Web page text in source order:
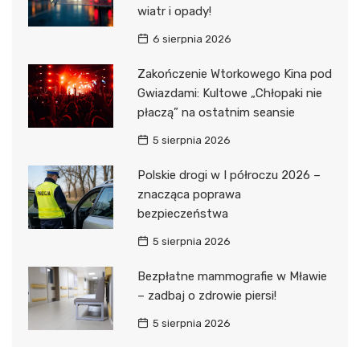
wiatr i opady!
6 sierpnia 2026
Zakończenie Wtorkowego Kina pod
Gwiazdami: Kultowe „Chłopaki nie
płaczą” na ostatnim seansie
5 sierpnia 2026
Polskie drogi w I półroczu 2026 –
znacząca poprawa
bezpieczeństwa
5 sierpnia 2026
Bezpłatne mammografie w Mławie
– zadbaj o zdrowie piersi!
5 sierpnia 2026